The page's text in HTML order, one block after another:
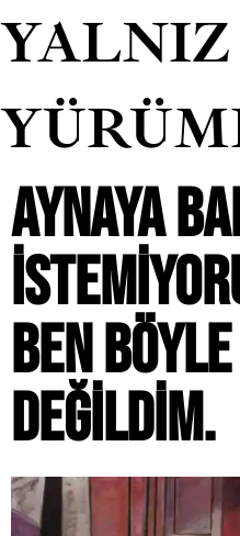
YALNIZ
AYNAYA
BEN
DEĞILDIM.